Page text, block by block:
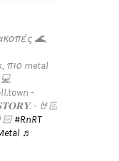
🌊,
πιο metal
-
- 🤘🏻
#RnRT
♬